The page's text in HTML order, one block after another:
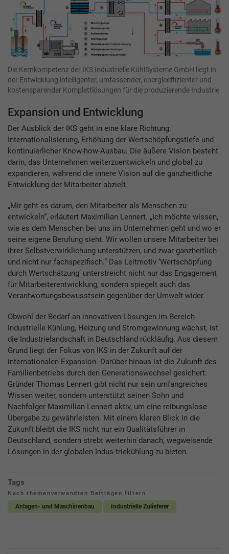
Die Kernkompetenz der IKS Industrielle KühlSysteme GmbH liegt in
der Entwicklung intelligenter, umfassender, energieeffizienter und
kostensparender Komplettlösungen für die produzierende Industrie
Expansion und Entwicklung
Der Ausblick der IKS geht in eine klare Richtung:
Internationalisierung, Erhöhung der Wertschöpfungstiefe und
kontinuierlicher Know-how-Ausbau. Die äußere Vision besteht
darin, das Unternehmen weiterzuentwickeln und global zu
expandieren, während die innere Vision auf die ganzheitliche
Entwicklung der Mitarbeiter abzielt.
„Mir geht es darum, den Mitarbeiter als Menschen zu
entwickeln“, erläutert Maximilian Lennert. „Ich möchte wissen,
wie es dem Menschen bei uns im Unternehmen geht und wo er
seine eigene Berufung sieht. Wir wollen unsere Mitarbeiter bei
ihrer Selbstverwirklichung unterstützen, und zwar ganzheitlich
und nicht nur fachspezifisch.“ Das Leitmotiv ‘Wertschöpfung
durch Wertschätzung’ unterstreicht nicht nur das Engagement
für Mitarbeiterentwicklung, sondern spiegelt auch das
Verantwortungsbewusstsein gegenüber der Umwelt wider.
Obwohl der Bedarf an innovativen Lösungen im Bereich
industrielle Kühlung, Heizung und Stromgewinnung wächst, ist
die Industrielandschaft in Deutschland rückläufig. Aus diesem
Grund liegt der Fokus von IKS in der Zukunft auf der
internationalen Expansion. Darüber hinaus ist die Zukunft des
Familienbetriebs durch den Generationswechsel gesichert.
Gründer Thomas Lennert gibt nicht nur sein umfangreiches
Wissen weiter, sondern unterstützt seinen Sohn und
Nachfolger Maximilian Lennert aktiv, um eine reibungslose
Übergabe zu gewährleisten. Mit einem klaren Blick in die
Zukunft bleibt die IKS nicht nur ein Qualitätsführer in
Deutschland, sondern strebt weiterhin danach, wegweisende
Lösungen in der globalen Indus-triekühlung zu bieten.
Tags
Nach themenverwandten Beiträgen filtern
Anlagen- und Maschinenbau Industrielle Zulieferer